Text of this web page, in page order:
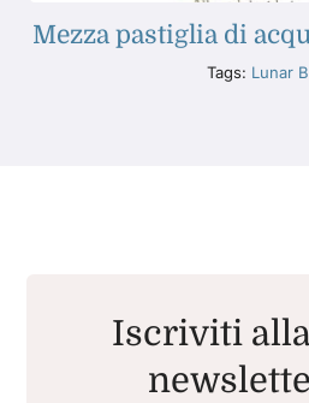
Mezza pastiglia di
Tags: Lunar
Iscriviti